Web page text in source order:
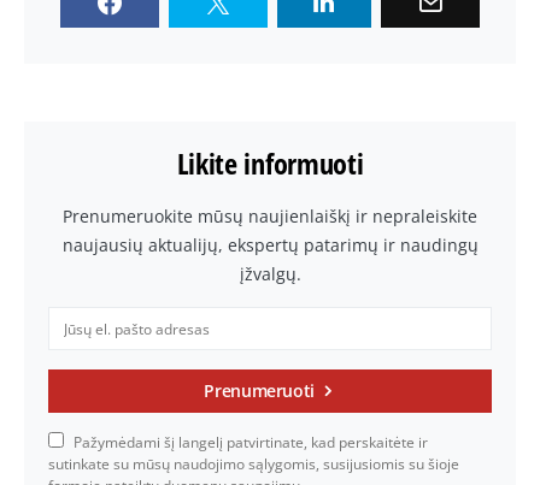
Likite informuoti
Prenumeruokite mūsų naujienlaiškį ir nepraleiskite
naujausių aktualijų, ekspertų patarimų ir naudingų
įžvalgų.
Prenumeruoti
Pažymėdami šį langelį patvirtinate, kad perskaitėte ir
sutinkate su mūsų naudojimo sąlygomis, susijusiomis su šioje